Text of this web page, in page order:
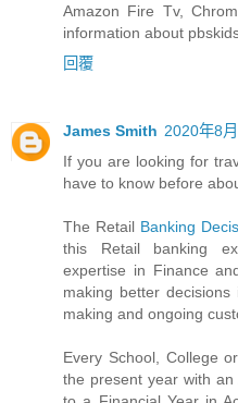
Amazon Fire Tv,
information about
回覆
James Smith 2020年8
If you are looking for
have to know before
The Retail Banking
this Retail banking
expertise in Finance
making better
making and ongoing
Every School, College
the present year with an